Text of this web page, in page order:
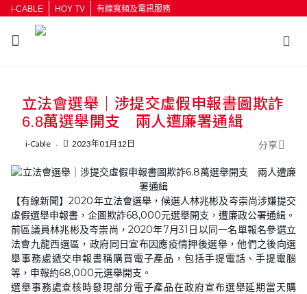
i-CABLE HOY TV 有線寬頻及電訊服務
按輸入鍵開始搜尋
立法會選舉｜涉提交虛假申報書圖欺詐
6.8萬選舉開支 兩人遭廉署通緝
i-Cable 2023年01月12日 分享
【有線新聞】2020年立法會選舉，候選人林兆彬及岑崇尚涉嫌提交
虛假選舉申報書，企圖欺詐68,000元選舉開支，遭廉政公署通緝。
前區議員林兆彬及岑崇尚，2020年7月31日以同一名單報名參選立
法會九龍西選區，政府同日宣布因應疫情押後選舉，他們之後向選
舉事務處遞交申報書稱購買電子產品，包括手提電話、手提電腦
等，申報約68,000元選舉開支。
選舉事務處查核時發現部分電子產品在政府宣布選舉延期當天購